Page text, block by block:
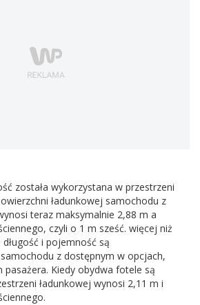
została wykorzystana w przestrzeni
ładunkowej samochodu z
teraz maksymalnie 2,88 m a
czyli o 1 m sześć. więcej niż
i pojemność są
z dostępnym w opcjach,
pasażera. Kiedy obydwa fotele są
ładunkowej wynosi 2,11 m i